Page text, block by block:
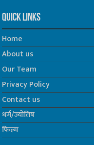
Quick Links
Home
About us
Our Team
Privacy Policy
Contact us
धर्म/ज्योतिष
फिल्म